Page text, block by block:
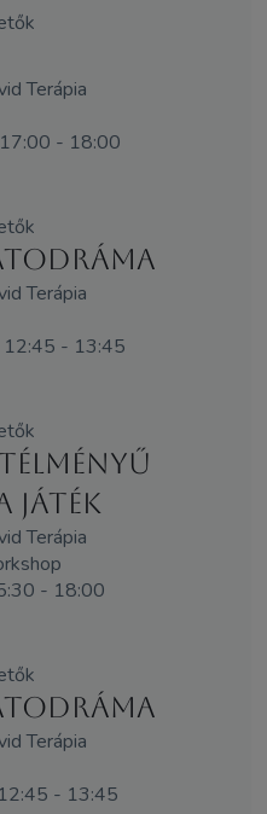
Terápia
- 18:00
Terápia
- 13:45
játék
Terápia
- 18:00
Terápia
- 13:45